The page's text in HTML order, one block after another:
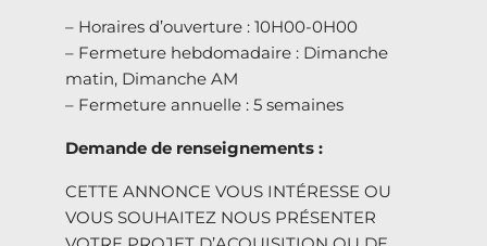
– Horaires d’ouverture : 10H00-0H00
– Fermeture hebdomadaire : Dimanche
matin, Dimanche AM
– Fermeture annuelle : 5 semaines
Demande de renseignements :
CETTE ANNONCE VOUS INTÉRESSE OU
VOUS SOUHAITEZ NOUS PRÉSENTER